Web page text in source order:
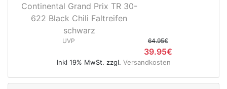
Continental Grand Prix TR 30-
622 Black Chili Faltreifen
schwarz
UVP 64.95€
39.95€
Inkl 19% MwSt. zzgl. Versandkosten